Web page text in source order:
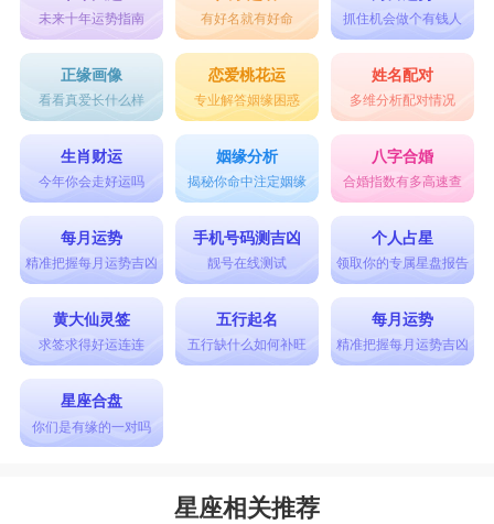
未来十年运势指南 有好名就有好命 抓住机会做个有钱人
正缘画像
看看真爱长什么样
恋爱桃花运
专业解答姻缘困惑
姓名配对
多维分析配对情况
生肖财运
今年你会走好运吗
姻缘分析
揭秘你命中注定姻缘
八字合婚
合婚指数有多高速查
每月运势
精准把握每月运势吉凶
手机号码测吉凶
靓号在线测试
个人占星
领取你的专属星盘报告
黄大仙灵签
求签求得好运连连
五行起名
五行缺什么如何补旺
每月运势
精准把握每月运势吉凶
星座合盘
你们是有缘的一对吗
星座相关推荐